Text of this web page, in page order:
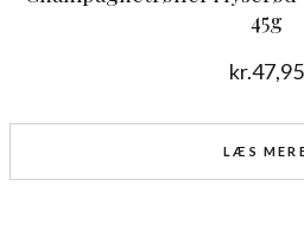
45g
kr.47,95
LÆS